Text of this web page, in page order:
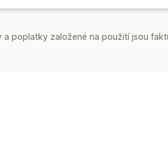
poplatky založené na použití jsou